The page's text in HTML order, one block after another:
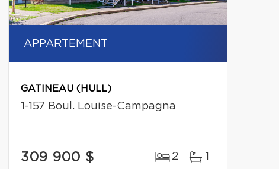
APPARTEMENT
GATINEAU (HULL)
1-157 Boul. Louise-Campagna
309 900 $ 2 1